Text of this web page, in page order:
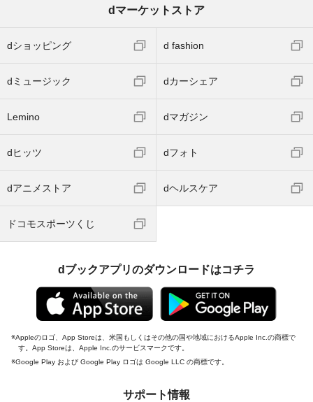
dマーケットストア
dショッピング d fashion
dミュージック dカーシェア
Lemino dマガジン
dヒッツ dフォト
dアニメストア dヘルスケア
ドコモスポーツくじ
dブックアプリのダウンロードはコチラ
Appleのロゴ、App Storeは、米国もしくはその他の国や地域におけるApple Inc.の商標で
す。App Storeは、Apple Inc.のサービスマークです。
Google Play および Google Play ロゴは Google LLC の商標です。
サポート情報